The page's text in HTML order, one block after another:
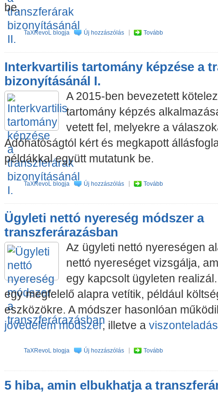
be.
TaXRevoL blogja Új hozzászólás Tovább
Interkvartilis tartomány képzése a
bizonyításánál I.
A 2015-ben bevezetett
tartomány képzés
vetett fel, melyekre a
Adóhatóságtól kért és megkapott
példákkal együtt mutatunk be.
TaXRevoL blogja Új hozzászólás Tovább
Ügyleti nettó nyereség módszer a
transzferárazásban
Az ügyleti nettó nyereségen
nettó nyereséget vizsgálja,
egy kapcsolt ügyleten
egy megfelelő alapra vetítik, például
eszközökre. A módszer hasonlóan
jövedelem módszer, illetve a
TaXRevoL blogja Új hozzászólás Tovább
5 hiba, amin elbukhatja a